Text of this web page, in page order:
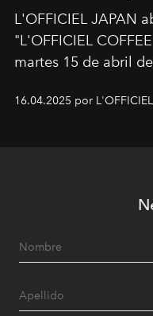
L'OFFICIEL JAPAN
"L'OFFICIEL
martes 15 de abril
16.04.2025 por